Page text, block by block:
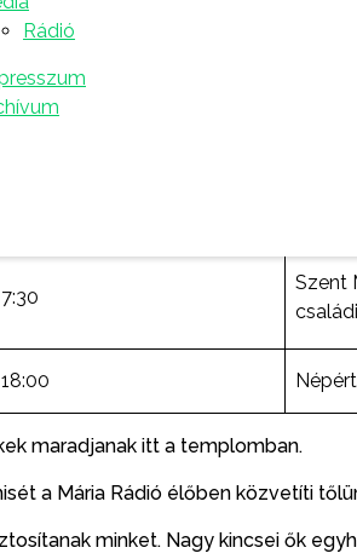
Rádió
7:30
Szent
18:00 Népért
maradjanak itt a templomban.
a Mária Rádió élőben közvetíti
minket. Nagy kincsei ők